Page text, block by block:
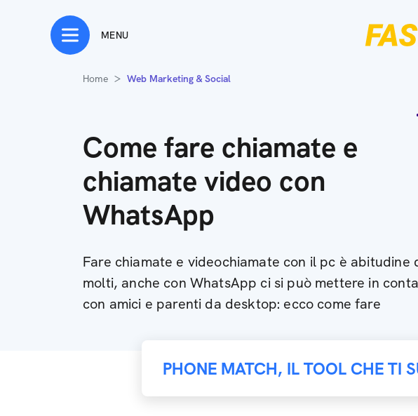
MENU
Home Web Marketing & Social
Come fare chiamate e
chiamate video con
WhatsApp
Fare chiamate e videochiamate con il pc è abitudine
molti, anche con WhatsApp ci si può mettere in
con amici e parenti da desktop: ecco come fare
PHONE MATCH, IL TOOL CHE TI